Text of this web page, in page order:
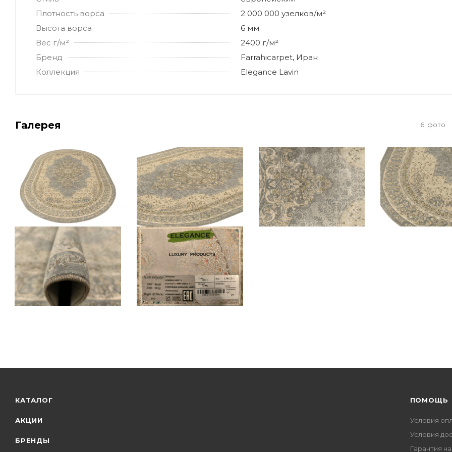
Плотность ворса
2 000 000 узелков/м²
Высота ворса
6 мм
Вес г/м²
2400 г/м²
Бренд
Farrahicarpet, Иран
Коллекция
Elegance Lavin
Галерея 6 фото
КАТАЛОГ
АКЦИИ
БРЕНДЫ
ПОМОЩЬ
Условия
Условия
Гарантия